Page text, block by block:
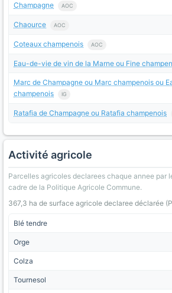
Champagne AOC
Chaource AOC
Coteaux champenois AOC
Eau-de-vie de vin de la Marne ou Fine
Marc de Champagne ou Marc champenois ou
champenois
IG
Ratafia de Champagne ou Ratafia champenois
Activité agricole
Parcelles agricoles declarees chaque annee par
cadre de la Politique Agricole Commune.
367,3 ha de surface agricole declaree déclarée
Blé tendre
Orge
Colza
Tournesol